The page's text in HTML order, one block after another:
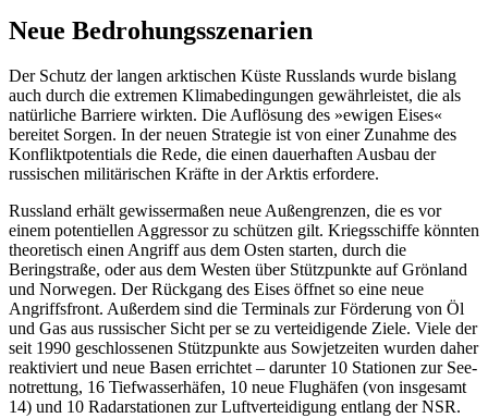
Neue Bedrohungsszenarien
Der Schutz der langen arktischen Küste Russ­lands wurde bislang
auch durch die extremen Klimabedingungen gewährleistet, die als
natürliche Barriere wirkten. Die Auf­lösung des »ewigen Eises«
bereitet Sorgen. In der neuen Strategie ist von einer Zunahme des
Konfliktpotentials die Rede, die einen dauerhaften Ausbau der
russischen mili­tärischen Kräfte in der Arktis erfordere.
Russland erhält gewissermaßen neue Außengrenzen, die es vor
einem potentiellen Aggressor zu schützen gilt. Kriegsschiffe könnten
theoretisch einen Angriff aus dem Osten starten, durch die
Beringstraße, oder aus dem Westen über Stützpunkte auf Grön­land
und Norwegen. Der Rückgang des Eises öffnet so eine neue
Angriffsfront. Außerdem sind die Terminals zur Förderung von Öl
und Gas aus russischer Sicht per se zu verteidigende Ziele. Viele der
seit 1990 ge­schlossenen Stützpunkte aus Sowjetzeiten wurden daher
reaktiviert und neue Basen errichtet – darunter 10 Stationen zur See­
notrettung, 16 Tiefwasserhäfen, 10 neue Flughäfen (von insgesamt
14) und 10 Radar­stationen zur Luftverteidigung entlang der NSR.